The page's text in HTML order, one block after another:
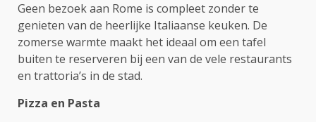
Geen bezoek aan Rome is compleet zonder te
genieten van de heerlijke Italiaanse keuken. De
zomerse warmte maakt het ideaal om een tafel
buiten te reserveren bij een van de vele restaurants
en trattoria’s in de stad.
Pizza en Pasta